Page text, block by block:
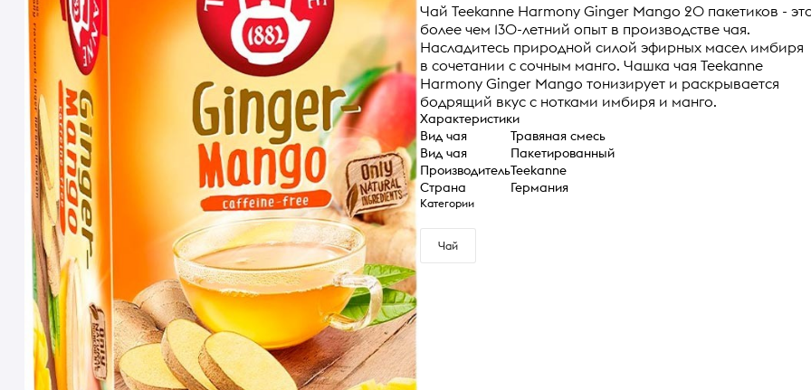
Чай Teekanne Harmony Ginger Mango 20 пакетиков -
более чем 130-летний опыт в производстве чая.
Насладитесь природной силой эфирных масел имбиря
в сочетании с сочным манго. Чашка чая Teekanne
Harmony Ginger Mango тонизирует и раскрывается
бодрящий вкус с нотками имбиря и манго.
Характеристики
Вид чая
Травяная смесь
Вид чая
Пакетированный
ПроизводительTeekanne
Страна
Германия
Категории
Чай